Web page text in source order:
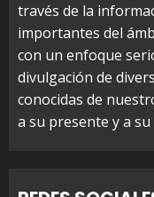
través de la
importantes del
con un enfoque
divulgación de
conocidas de
a su presente y a